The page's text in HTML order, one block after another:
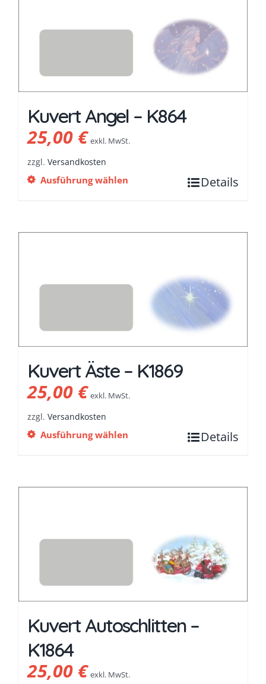
Kuvert Angel – K864
25,00€ exkl. MwSt.
zzgl. Versandkosten
Ausführung wählen Details
Kuvert Äste – K1869
25,00€ exkl. MwSt.
zzgl. Versandkosten
Ausführung wählen Details
Kuvert Autoschlitten –
K1864
25,00€ exkl. MwSt.